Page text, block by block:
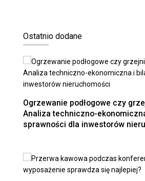
Ostatnio dodane
Ogrzewanie podłogowe czy
Analiza techniczno-
sprawności dla inwestorów